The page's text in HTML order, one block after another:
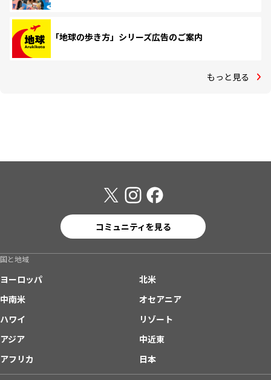
「地球の歩き方」シリーズ広告のご案内
もっと見る
コミュニティを見る
国と地域
ヨーロッパ
北米
中南米
オセアニア
ハワイ
リゾート
アジア
中近東
アフリカ
日本